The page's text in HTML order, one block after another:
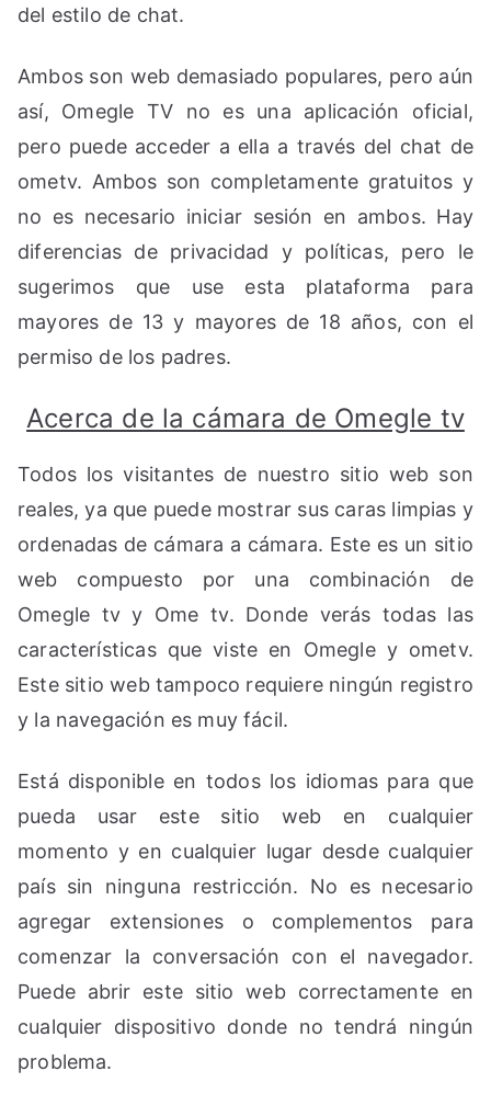
del estilo de chat.
Ambos son web demasiado populares, pero aún
así, Omegle TV no es una aplicación oficial,
pero puede acceder a ella a través del chat de
ometv. Ambos son completamente gratuitos y
no es necesario iniciar sesión en ambos. Hay
diferencias de privacidad y políticas, pero le
sugerimos que use esta plataforma para
mayores de 13 y mayores de 18 años, con el
permiso de los padres.
Acerca de la cámara de Omegle tv
Todos los visitantes de nuestro sitio web son
reales, ya que puede mostrar sus caras limpias y
ordenadas de cámara a cámara. Este es un sitio
web compuesto por una combinación de
Omegle tv y Ome tv. Donde verás todas las
características que viste en Omegle y ometv.
Este sitio web tampoco requiere ningún registro
y la navegación es muy fácil.
Está disponible en todos los idiomas para que
pueda usar este sitio web en cualquier
momento y en cualquier lugar desde cualquier
país sin ninguna restricción. No es necesario
agregar extensiones o complementos para
comenzar la conversación con el navegador.
Puede abrir este sitio web correctamente en
cualquier dispositivo donde no tendrá ningún
problema.